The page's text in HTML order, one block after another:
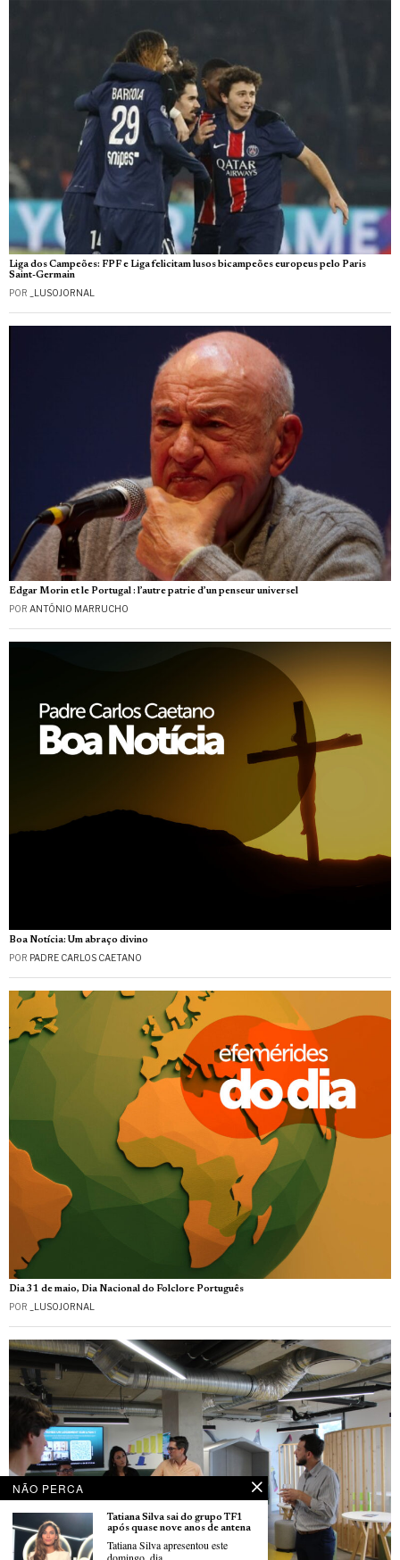
Liga dos Campeões: FPF e Liga felicitam lusos bicampeões europeus pelo Paris
Saint-Germain
POR _LUSOJORNAL
Edgar Morin et le Portugal : l’autre patrie d’un penseur universel
POR ANTÓNIO MARRUCHO
Boa Notícia: Um abraço divino
POR PADRE CARLOS CAETANO
Dia 31 de maio, Dia Nacional do Folclore Português
POR _LUSOJORNAL
NÃO PERCA
Tatiana Silva sai do grupo TF1
após quase nove anos de antena
Tatiana Silva apresentou este